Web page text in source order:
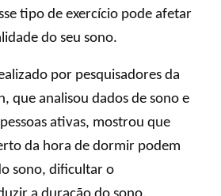
tipo de exercício pode afetar
do seu sono.
por pesquisadores da
que analisou dados de sono e
ativas, mostrou que
da hora de dormir podem
sono, dificultar o